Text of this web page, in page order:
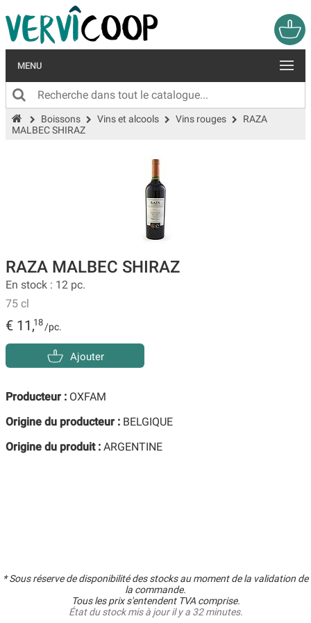
MENU
Boissons Vins et alcools Vins rouges
RAZA
MALBEC SHIRAZ
RAZA MALBEC SHIRAZ
En stock : 12 pc.
75 cl
€ 11,18 /pc.
Ajouter
Producteur : OXFAM
Origine du producteur : BELGIQUE
Origine du produit : ARGENTINE
* Sous réserve de disponibilité des stocks au moment de la validation de
la commande.
Tous les prix s'entendent TVA comprise.
État du stock mis à jour il y a 32 minutes.